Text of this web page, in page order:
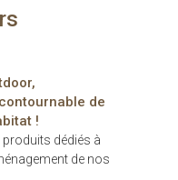
solide du marché
les espaces
de
Dans ce
THERMOTOP®
comme un
clé pour
des espaces
de
!
produits dédiés à
de nos